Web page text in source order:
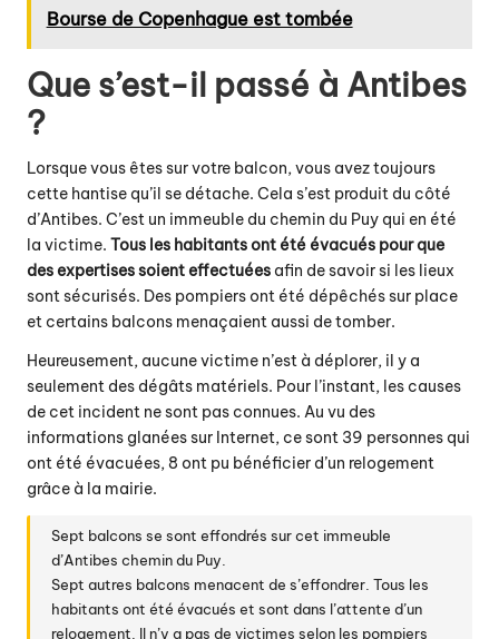
Bourse de Copenhague est tombée
Que s’est-il passé à Antibes
?
Lorsque vous êtes sur votre balcon, vous avez toujours
cette hantise qu’il se détache. Cela s’est produit du côté
d’Antibes. C’est un immeuble du chemin du Puy qui en été
la victime. Tous les habitants ont été évacués pour que
des expertises soient effectuées afin de savoir si les lieux
sont sécurisés. Des pompiers ont été dépêchés sur place
et certains balcons menaçaient aussi de tomber.
Heureusement, aucune victime n’est à déplorer, il y a
seulement des dégâts matériels. Pour l’instant, les causes
de cet incident ne sont pas connues. Au vu des
informations glanées sur Internet, ce sont 39 personnes qui
ont été évacuées, 8 ont pu bénéficier d’un relogement
grâce à la mairie.
Sept balcons se sont effondrés sur cet immeuble
d’Antibes chemin du Puy.
Sept autres balcons menacent de s’effondrer. Tous les
habitants ont été évacués et sont dans l’attente d’un
relogement. Il n’y a pas de victimes selon les pompiers